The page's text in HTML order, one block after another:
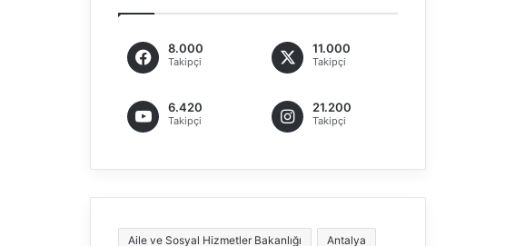
8.000
Takipçi
11.000
Takipçi
6.420
Takipçi
21.200
Takipçi
Aile ve Sosyal Hizmetler Bakanlığı Antalya